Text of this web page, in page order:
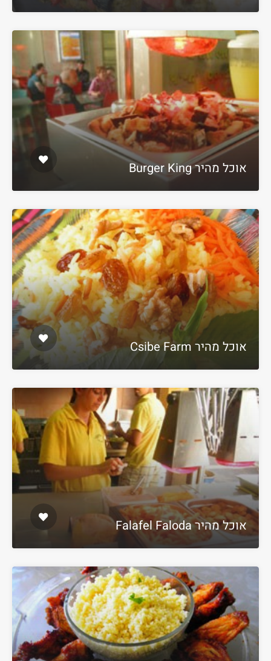
אוכל מהיר Burger King
אוכל מהיר Csibe Farm
אוכל מהיר Falafel Faloda